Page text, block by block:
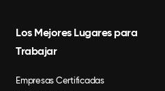
Los Mejores Lugares para
Trabajar
Empresas Certificadas